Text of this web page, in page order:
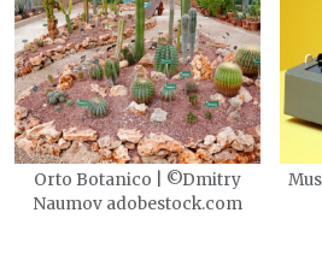
Orto Botanico | ©Dmitry
Naumov adobestock.com